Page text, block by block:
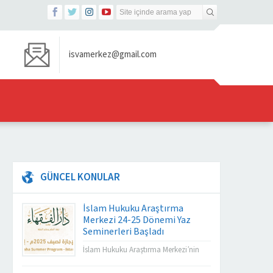
isvamerkez@gmail.com
GÜNCEL KONULAR
İslam Hukuku Araştırma
Merkezi 24-25 Dönemi Yaz
Seminerleri Başladı
İslam Hukuku Araştırma Merkezi’nin